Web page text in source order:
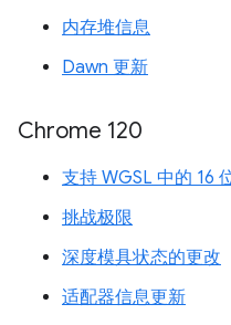
内存堆信息
Dawn 更新
Chrome 120
支持 WGSL 中的 16
挑战极限
深度模具状态的更改
适配器信息更新